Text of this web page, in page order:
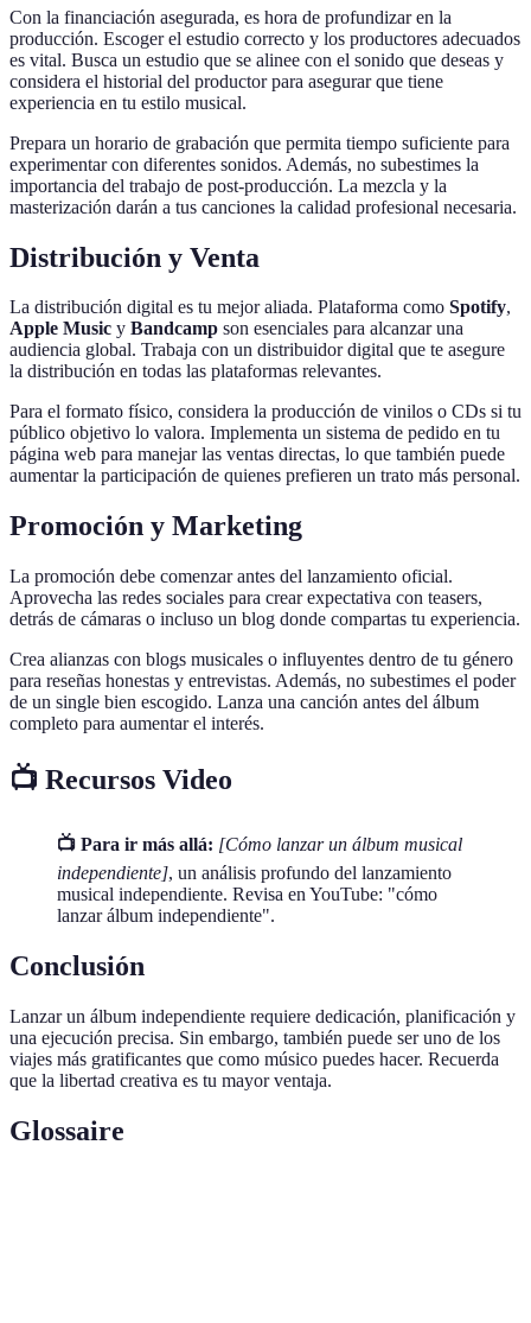
Con la financiación asegurada, es hora de profundizar en la
producción. Escoger el estudio correcto y los productores adecuados
es vital. Busca un estudio que se alinee con el sonido que deseas y
considera el historial del productor para asegurar que tiene
experiencia en tu estilo musical.
Prepara un horario de grabación que permita tiempo suficiente para
experimentar con diferentes sonidos. Además, no subestimes la
importancia del trabajo de post-producción. La mezcla y la
masterización darán a tus canciones la calidad profesional necesaria.
Distribución y Venta
La distribución digital es tu mejor aliada. Plataforma como Spotify,
Apple Music y Bandcamp son esenciales para alcanzar una
audiencia global. Trabaja con un distribuidor digital que te asegure
la distribución en todas las plataformas relevantes.
Para el formato físico, considera la producción de vinilos o CDs si tu
público objetivo lo valora. Implementa un sistema de pedido en tu
página web para manejar las ventas directas, lo que también puede
aumentar la participación de quienes prefieren un trato más personal.
Promoción y Marketing
La promoción debe comenzar antes del lanzamiento oficial.
Aprovecha las redes sociales para crear expectativa con teasers,
detrás de cámaras o incluso un blog donde compartas tu experiencia.
Crea alianzas con blogs musicales o influyentes dentro de tu género
para reseñas honestas y entrevistas. Además, no subestimes el poder
de un single bien escogido. Lanza una canción antes del álbum
completo para aumentar el interés.
📺 Recursos Video
📺 Para ir más allá: [Cómo lanzar un álbum musical
independiente], un análisis profundo del lanzamiento
musical independiente. Revisa en YouTube: "cómo
lanzar álbum independiente".
Conclusión
Lanzar un álbum independiente requiere dedicación, planificación y
una ejecución precisa. Sin embargo, también puede ser uno de los
viajes más gratificantes que como músico puedes hacer. Recuerda
que la libertad creativa es tu mayor ventaja.
Glossaire